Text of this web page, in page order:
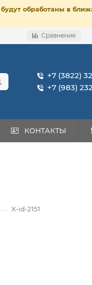
обработаны в
Сравнение
+7 (3822)
+7 (983)
КОНТАКТЫ
X-id-2151